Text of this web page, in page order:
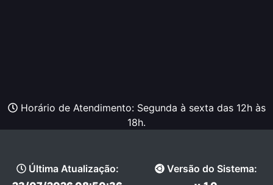
Horário de Atendimento: Segunda à sexta das 12h às
18h.
Última Atualização:
Versão do Sistema: